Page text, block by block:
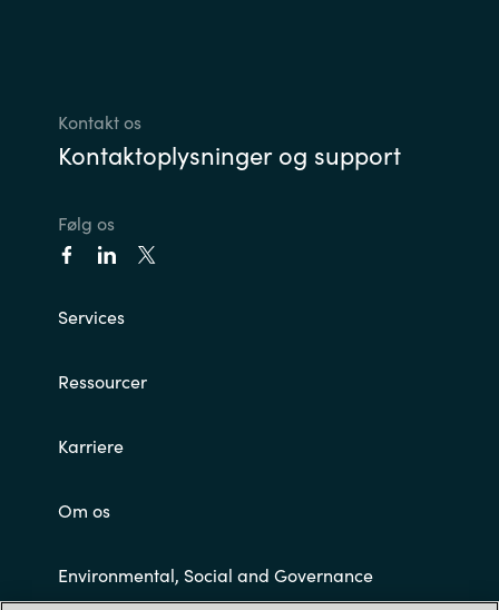
Kontakt os
Kontaktoplysninger og support
Følg os
Services
Ressourcer
Karriere
Om os
Environmental, Social and Governance